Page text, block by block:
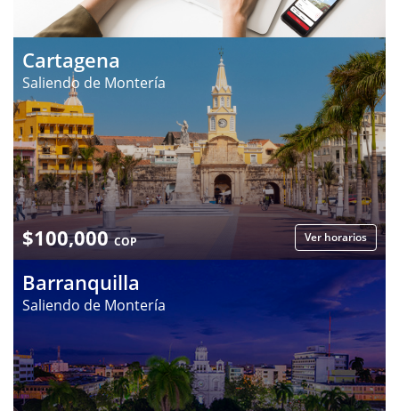
Cartagena
Saliendo de Montería
$100,000 COP Ver horarios
Barranquilla
Saliendo de Montería